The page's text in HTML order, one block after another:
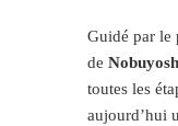
Guidé par le
de
toutes les
aujourd’hui